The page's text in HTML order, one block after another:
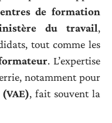
de formation
du travail,
tout comme les
. L’expertise
notamment pour
, fait souvent la